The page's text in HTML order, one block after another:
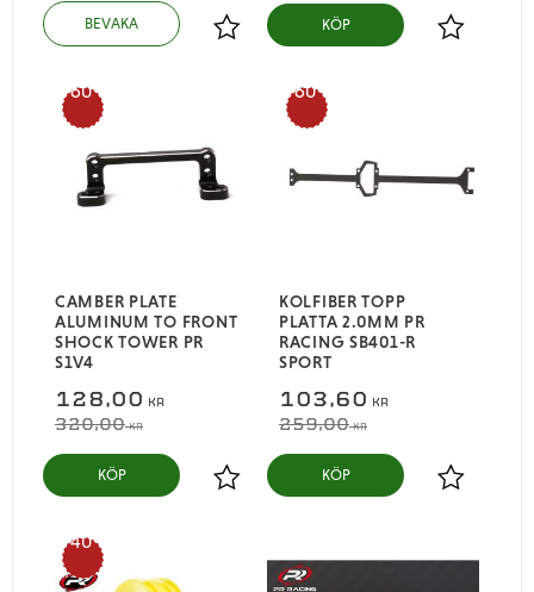
Lägg till i favoriter Lägg till i
KÖP
CAMBER PLATE
ALUMINUM TO FRONT
SHOCK TOWER PR
S1V4
128,00 KR
320,00KR
60
%
Lägg till i favoriter
KÖP
KOLFIBER TOPP
PLATTA 2.0MM PR
RACING SB401-R
SPORT
103,60 KR
259,00KR
60
%
Lägg till i
KÖP
40
%